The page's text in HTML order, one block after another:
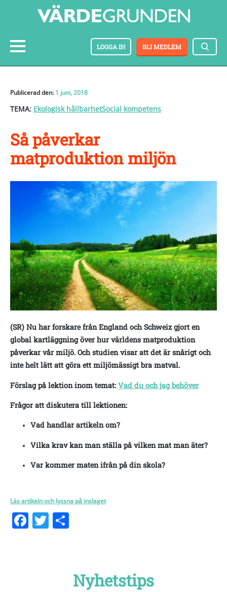
BLI MEDLEM
LOGGA IN
Publicerad den: 1 juni, 2018
TEMA: Ekologisk hållbarhetSocial kompetens
Så påverkar
matproduktion miljön
(SR) Nu har forskare från England och Schweiz gjort en
global kartläggning över hur världens matproduktion
påverkar vår miljö. Och studien visar att det är snårigt och
inte helt lätt att göra ett miljömässigt bra matval.
Förslag på lektion inom temat: Vad du och jag behöver
Frågor att diskutera till lektionen:
Vad handlar artikeln om?
Vilka krav kan man ställa på vilken mat man äter?
Var kommer maten ifrån på din skola?
Läs artikeln och lyssna på inslaget
Facebook
Twitter
Nyhetstips